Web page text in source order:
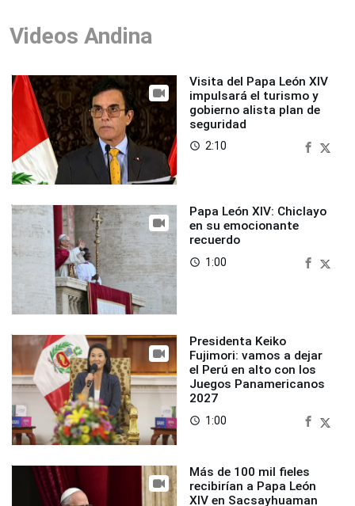
Videos Andina
Visita del Papa León XIV
impulsará el turismo y
gobierno alista plan de
seguridad
access_time 2:10
Papa León XIV: Chiclayo
en su emocionante
recuerdo
access_time 1:00
Presidenta Keiko
Fujimori: vamos a dejar
el Perú en alto con los
Juegos Panamericanos
2027
access_time 1:00
Más de 100 mil fieles
recibirían a Papa León
XIV en Sacsayhuaman